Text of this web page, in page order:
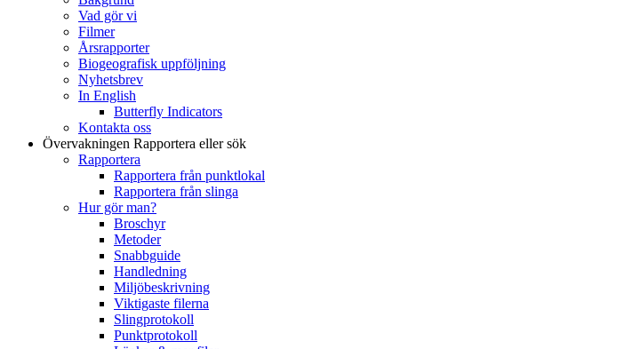
Vad gör vi
Filmer
Årsrapporter
Biogeografisk uppföljning
Nyhetsbrev
In English
Butterfly Indicators
Kontakta oss
Övervakningen Rapportera eller sök
Rapportera
Rapportera från punktlokal
Rapportera från slinga
Hur gör man?
Broschyr
Metoder
Snabbguide
Handledning
Miljöbeskrivning
Viktigaste filerna
Slingprotokoll
Punktprotokoll